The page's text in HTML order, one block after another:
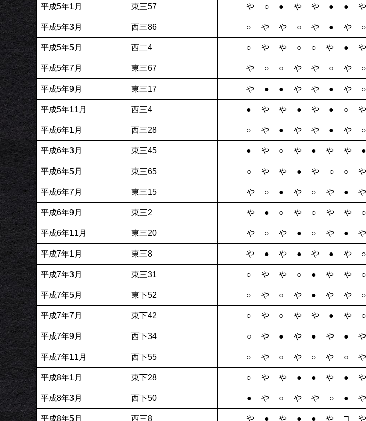
平成5年1月 東三57 や○●やや●●
平成5年3月 西三86 ○やや○や●や
平成5年5月 西二4 ○やや○○や●
平成5年7月 東三67 や○○やや○や
平成5年9月 東三17 や●●やや●や
平成5年11月 西三4 ●やや●や●○
平成6年1月 西三28 ○や●やや●や
平成6年3月 東三45 ●や○や●やや
平成6年5月 東三65 ○やや●や○○
平成6年7月 東三15 や○●や○や●
平成6年9月 東三2 や●○や○やや
平成6年11月 東三20 や○や●○や●
平成7年1月 東三8 や●や●や●や
平成7年3月 東三31 ○やや○●やや
平成7年5月 東下52 ○や○や●やや
平成7年7月 東下42 ○や○やや●や
平成7年9月 西下34 ○や●や●や●
平成7年11月 西下55 ○や○や○や○
平成8年1月 東下28 ○やや●●や●
平成8年3月 西下50 ●や○やや○●
平成8年5月 西三8 や●や●●や□